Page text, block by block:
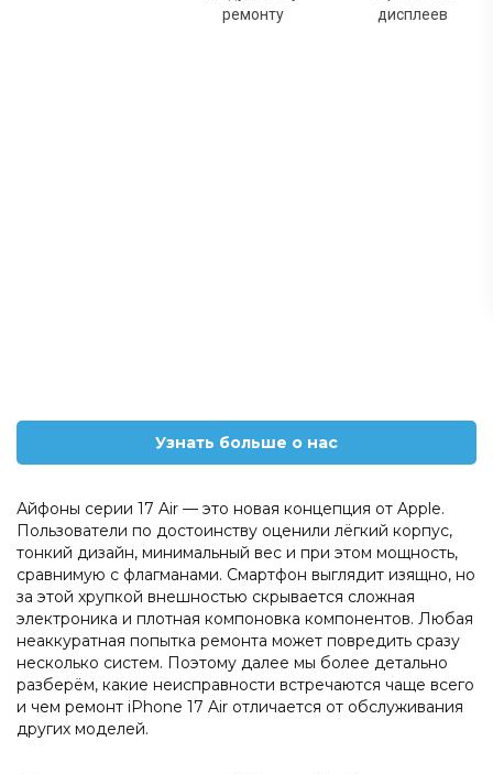
ремонту
дисплеев
Узнать больше о нас
Айфоны серии 17 Air — это новая концепция от Apple.
Пользователи по достоинству оценили лёгкий корпус,
тонкий дизайн, минимальный вес и при этом мощность,
сравнимую с флагманами. Смартфон выглядит изящно, но
за этой хрупкой внешностью скрывается сложная
электроника и плотная компоновка компонентов. Любая
неаккуратная попытка ремонта может повредить сразу
несколько систем. Поэтому далее мы более детально
разберём, какие неисправности встречаются чаще всего
и чем ремонт iPhone 17 Air отличается от обслуживания
других моделей.